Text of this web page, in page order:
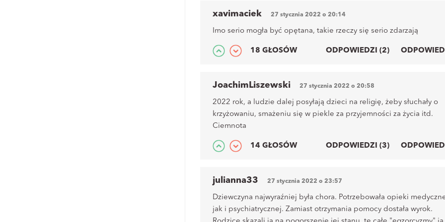
xavimaciek 27 stycznia 2022 o 20:14
Imo serio mogła być opętana, takie rzeczy się serio zdarzają
ODPOWIEDZI (2)
18 GŁOSÓW
JoachimLiszewski 27 stycznia 2022 o 20:58
2022 rok, a ludzie dalej posyłają dzieci na religię, żeby słuchały o
krzyżowaniu, smażeniu się w piekle za przyjemności za życia itd.
Ciemnota
ODPOWIEDZI (3)
14 GŁOSÓW
julianna33 27 stycznia 2022 o 23:57
Dziewczyna najwyraźniej była chora. Potrzebowała opieki
jak i psychiatrycznej. Zamiast otrzymania pomocy dostała wyrok.